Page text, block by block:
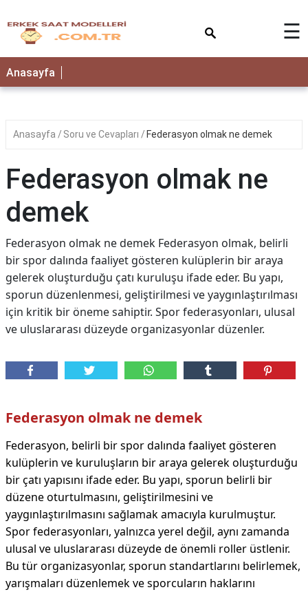
☰
Anasayfa
Anasayfa Soru ve Cevapları Federasyon olmak ne demek
Federasyon olmak ne
demek
Federasyon olmak ne demek Federasyon olmak, belirli
bir spor dalında faaliyet gösteren kulüplerin bir araya
gelerek oluşturduğu çatı kuruluşu ifade eder. Bu yapı,
sporun düzenlenmesi, geliştirilmesi ve yaygınlaştırılması
için kritik bir öneme sahiptir. Spor federasyonları, ulusal
ve uluslararası düzeyde organizasyonlar düzenler.
Federasyon olmak ne demek
Federasyon, belirli bir spor dalında faaliyet gösteren
kulüplerin ve kuruluşların bir araya gelerek oluşturduğu
bir çatı yapısını ifade eder. Bu yapı, sporun belirli bir
düzene oturtulmasını, geliştirilmesini ve
yaygınlaştırılmasını sağlamak amacıyla kurulmuştur.
Spor federasyonları, yalnızca yerel değil, aynı zamanda
ulusal ve uluslararası düzeyde de önemli roller üstlenir.
Bu tür organizasyonlar, sporun standartlarını belirlemek,
yarışmaları düzenlemek ve sporcuların haklarını